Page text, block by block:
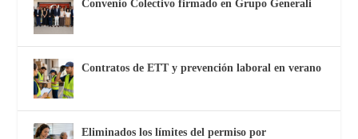
Convenio Colectivo firmado en Grupo Generali
Contratos de ETT y prevención laboral en verano
Eliminados los límites del permiso por